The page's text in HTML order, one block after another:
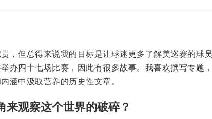
，但总得来说我的目标是让球迷更多了解美巡赛的球
办四十七场比赛，因此有很多故事。我喜欢撰写专题
涵中汲取营养的历史性文章。
来观察这个世界的破碎？